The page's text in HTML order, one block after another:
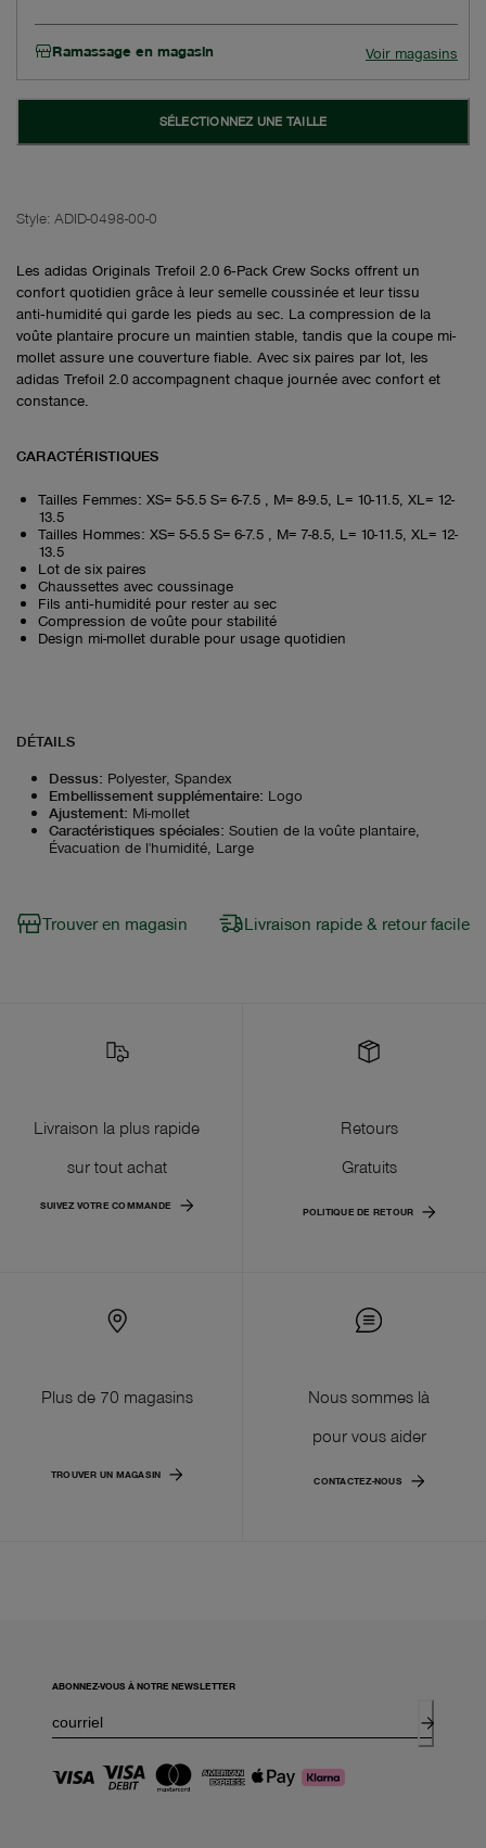
Ramassage en magasin Voir magasins
SÉLECTIONNEZ UNE TAILLE
Style: ADID-0498-00-0
Les adidas Originals Trefoil 2.0 6‑Pack Crew Socks offrent un
confort quotidien grâce à leur semelle coussinée et leur tissu
anti‑humidité qui garde les pieds au sec. La compression de la
voûte plantaire procure un maintien stable, tandis que la coupe mi-
mollet assure une couverture fiable. Avec six paires par lot, les
adidas Trefoil 2.0 accompagnent chaque journée avec confort et
constance.
CARACTÉRISTIQUES
Tailles Femmes: XS= 5-5.5 S= 6-7.5 , M= 8-9.5, L= 10-11.5, XL= 12-
13.5
Tailles Hommes: XS= 5-5.5 S= 6-7.5 , M= 7-8.5, L= 10-11.5, XL= 12-
13.5
Lot de six paires
Chaussettes avec coussinage
Fils anti‑humidité pour rester au sec
Compression de voûte pour stabilité
Design mi-mollet durable pour usage quotidien
DÉTAILS
Dessus: Polyester, Spandex
Embellissement supplémentaire: Logo
Ajustement: Mi-mollet
Caractéristiques spéciales: Soutien de la voûte plantaire,
Évacuation de l'humidité, Large
Trouver en magasin Livraison rapide & retour facile
Livraison la plus rapide
sur tout achat
SUIVEZ VOTRE COMMANDE
Retours
Gratuits
POLITIQUE DE RETOUR
Plus de 70 magasins
TROUVER UN MAGASIN
Nous sommes là
pour vous aider
CONTACTEZ-NOUS
ABONNEZ-VOUS À NOTRE NEWSLETTER